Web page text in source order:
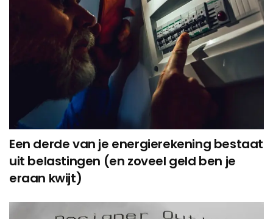
Een derde van je energierekening bestaat
uit belastingen (en zoveel geld ben je
eraan kwijt)